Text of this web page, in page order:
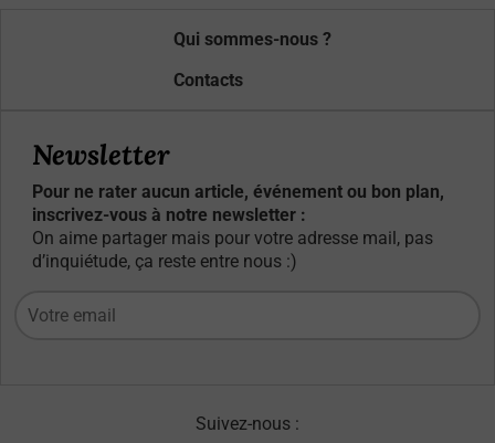
Qui sommes-nous ?
Contacts
Newsletter
Pour ne rater aucun article, événement ou bon plan,
inscrivez-vous à notre newsletter :
On aime partager mais pour votre adresse mail, pas
d’inquiétude, ça reste entre nous :)
Suivez-nous :